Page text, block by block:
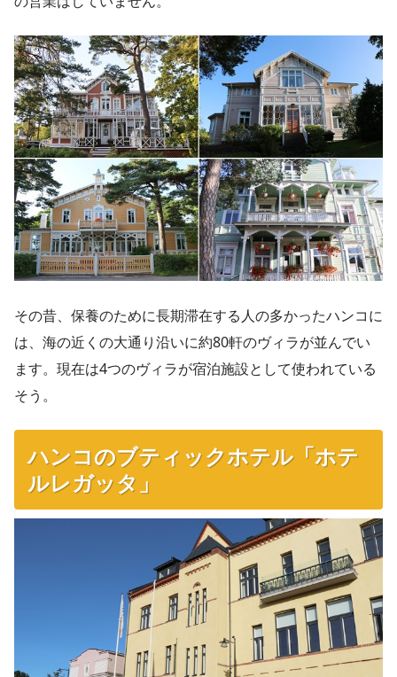
その昔、保養のために長期滞在する人の多かったハンコに
は、海の近くの大通り沿いに約80軒のヴィラが並んでい
ます。現在は4つのヴィラが宿泊施設として使われている
そう。
ハンコのブティックホテル「ホテ
ルレガッタ」